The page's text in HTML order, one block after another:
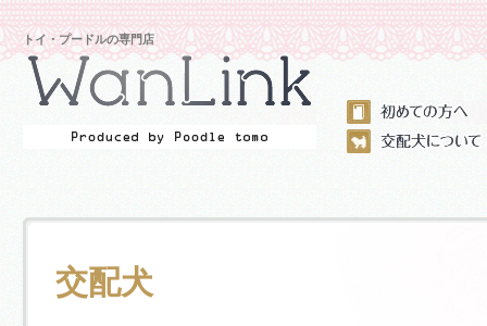
トイ・プードルの専門店
交配犬